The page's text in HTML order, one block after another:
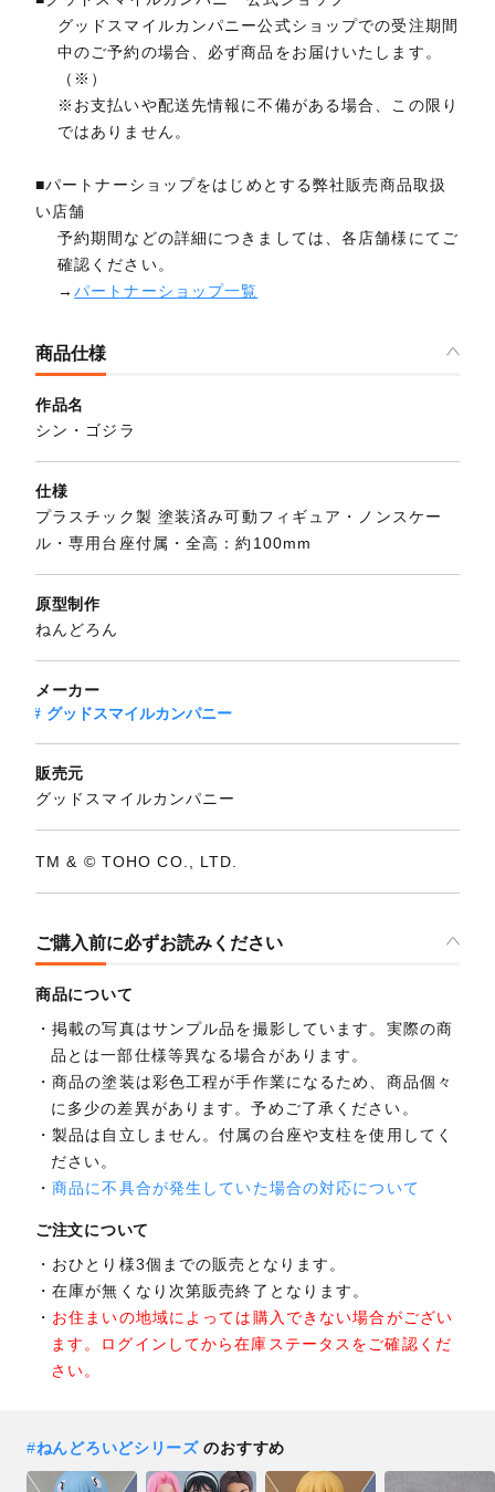
グッドスマイルカンパニー公式ショップでの受注期間
中のご予約の場合、必ず商品をお届けいたします。
（※）
※お支払いや配送先情報に不備がある場合、この限り
ではありません。
■パートナーショップをはじめとする弊社販売商品取扱
い店舗
予約期間などの詳細につきましては、各店舗様にてご
確認ください。
→パートナーショップ一覧
商品仕様
作品名
シン・ゴジラ
仕様
プラスチック製 塗装済み可動フィギュア・ノンスケー
ル・専用台座付属・全高：約100mm
原型制作
ねんどろん
メーカー
グッドスマイルカンパニー
販売元
グッドスマイルカンパニー
TM & © TOHO CO., LTD.
ご購入前に必ずお読みください
商品について
掲載の写真はサンプル品を撮影しています。実際の商
品とは一部仕様等異なる場合があります。
商品の塗装は彩色工程が手作業になるため、商品個々
に多少の差異があります。予めご了承ください。
製品は自立しません。付属の台座や支柱を使用してく
ださい。
商品に不具合が発生していた場合の対応について
ご注文について
おひとり様3個までの販売となります。
在庫が無くなり次第販売終了となります。
お住まいの地域によっては購入できない場合がござい
ます。ログインしてから在庫ステータスをご確認くだ
さい。
#ねんどろいどシリーズのおすすめ